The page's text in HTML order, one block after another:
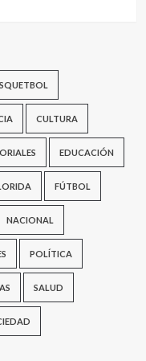
CULTURA
EDUCACIÓN
FÚTBOL
NACIONAL
POLÍTICA
SALUD